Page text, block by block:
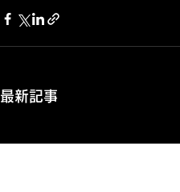
最新記事